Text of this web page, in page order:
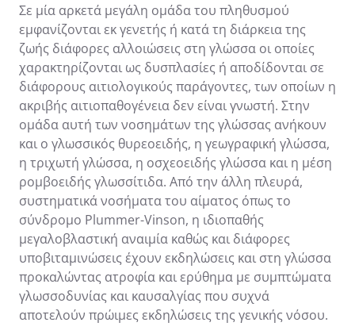
Σε μία αρκετά μεγάλη ομάδα του πληθυσμού
εμφανίζονται εκ γενετής ή κατά τη διάρκεια της
ζωής διάφορες αλλοιώσεις στη γλώσσα οι οποίες
χαρακτηρίζονται ως δυσπλασίες ή αποδίδονται σε
διάφορους αιτιολογικούς παράγοντες, των οποίων η
ακριβής αιτιοπαθογένεια δεν είναι γνωστή. Στην
ομάδα αυτή των νοσημάτων της γλώσσας ανήκουν
και ο γλωσσικός θυρεοειδής, η γεωγραφική γλώσσα,
η τριχωτή γλώσσα, η οσχεοειδής γλώσσα και η μέση
ρομβοειδής γλωσσίτιδα. Από την άλλη πλευρά,
συστηματικά νοσήματα του αίματος όπως το
σύνδρομο Plummer-Vinson, η ιδιοπαθής
μεγαλοβλαστική αναιμία καθώς και διάφορες
υποβιταμινώσεις έχουν εκδηλώσεις και στη γλώσσα
προκαλώντας ατροφία και ερύθημα με συμπτώματα
γλωσσοδυνίας και καυσαλγίας που συχνά
αποτελούν πρώιμες εκδηλώσεις της γενικής νόσου.